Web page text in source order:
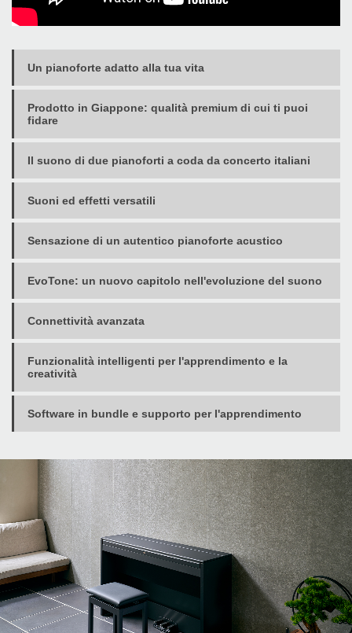
Un pianoforte adatto alla tua vita
Prodotto in Giappone: qualità premium di cui ti puoi
fidare
Il suono di due pianoforti a coda da concerto italiani
Suoni ed effetti versatili
Sensazione di un autentico pianoforte acustico
EvoTone: un nuovo capitolo nell'evoluzione del suono
Connettività avanzata
Funzionalità intelligenti per l'apprendimento e la
creatività
Software in bundle e supporto per l'apprendimento